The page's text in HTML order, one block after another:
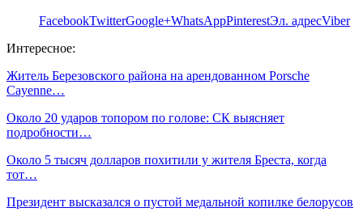
FacebookTwitterGoogle+WhatsAppPinterestЭл. адресViber
Интересное:
Житель Березовского района на арендованном Porsche
Cayenne…
Около 20 ударов топором по голове: СК выясняет
подробности…
Около 5 тысяч долларов похитили у жителя Бреста, когда
тот…
Президент высказался о пустой медальной копилке белорусов